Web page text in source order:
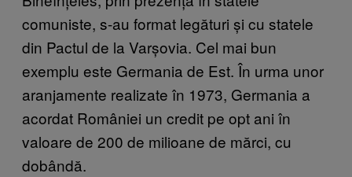
comuniste, s-au format legături și cu statele
din Pactul de la Varșovia. Cel mai bun
exemplu este Germania de Est. În urma unor
aranjamente realizate în 1973, Germania a
acordat României un credit pe opt ani în
valoare de 200 de milioane de mărci, cu
dobândă.